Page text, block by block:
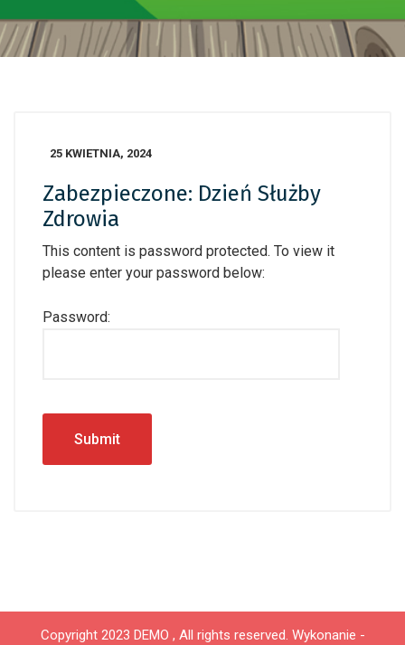
25 KWIETNIA, 2024
Zabezpieczone: Dzień Służby
Zdrowia
This content is password protected. To view it
please enter your password below:
Password:
Copyright 2023 DEMO , All rights reserved. Wykonanie -